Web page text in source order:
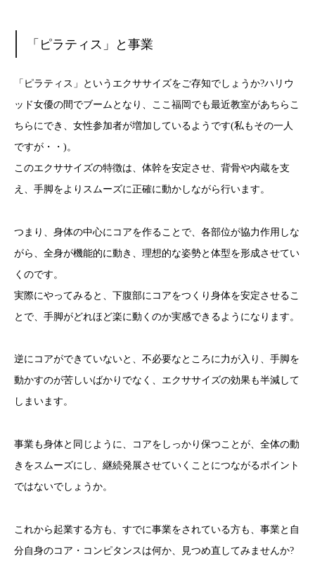
「ピラティス」と事業
「ピラティス」というエクササイズをご存知でしょうか?ハリウ
ッド女優の間でブームとなり、ここ福岡でも最近教室があちらこ
ちらにでき、女性参加者が増加しているようです(私もその一人
ですが・・)。
このエクササイズの特徴は、体幹を安定させ、背骨や内蔵を支
え、手脚をよりスムーズに正確に動かしながら行います。
つまり、身体の中心にコアを作ることで、各部位が協力作用しな
がら、全身が機能的に動き、理想的な姿勢と体型を形成させてい
くのです。
実際にやってみると、下腹部にコアをつくり身体を安定させるこ
とで、手脚がどれほど楽に動くのか実感できるようになります。
逆にコアができていないと、不必要なところに力が入り、手脚を
動かすのが苦しいばかりでなく、エクササイズの効果も半減して
しまいます。
事業も身体と同じように、コアをしっかり保つことが、全体の動
きをスムーズにし、継続発展させていくことにつながるポイント
ではないでしょうか。
これから起業する方も、すでに事業をされている方も、事業と自
分自身のコア・コンピタンスは何か、見つめ直してみませんか?